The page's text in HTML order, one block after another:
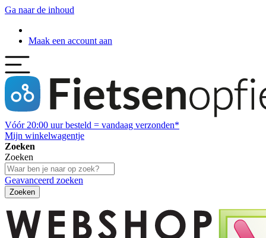
Ga naar de inhoud
Maak een account aan
Vóór 20:00 uur besteld = vandaag verzonden*
Mijn winkelwagentje
Zoeken
Zoeken
Geavanceerd zoeken
Zoeken